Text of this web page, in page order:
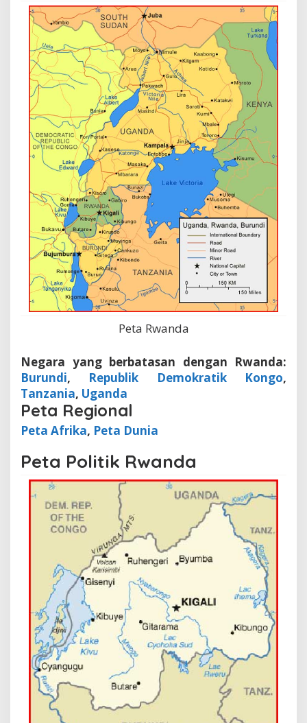
Peta Rwanda
Negara yang berbatasan dengan Rwanda:
Burundi, Republik Demokratik Kongo,
Tanzania, Uganda
Peta Regional
Peta Afrika, Peta Dunia
Peta Politik Rwanda